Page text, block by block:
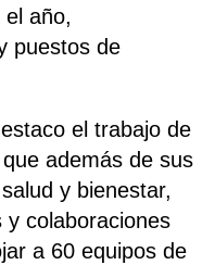
año,
puestos de
el trabajo de
además de sus
y bienestar,
y colaboraciones
a 60 equipos de